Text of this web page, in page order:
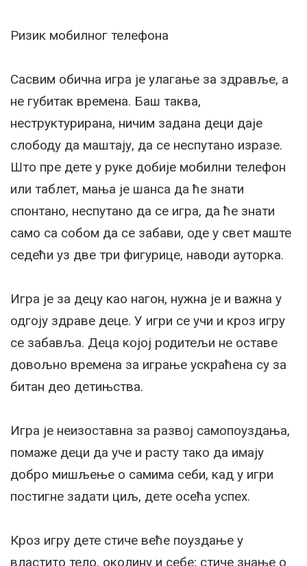
Ризик мобилног телефона
Сасвим обична игра је улагање за здравље, а
не губитак времена. Баш таква,
неструктурирана, ничим задана деци даје
слободу да маштају, да се неспутано изразе.
Што пре дете у руке добије мобилни телефон
или таблет, мања је шанса да ће знати
спонтано, неспутано да се игра, да ће знати
само са собом да се забави, оде у свет маште
седећи уз две три фигурице, наводи ауторка.
Игра је за децу као нагон, нужна је и важна у
одгоју здраве деце. У игри се учи и кроз игру
се забавља. Деца којој родитељи не оставе
довољно времена за играње ускраћена су за
битан део детињства.
Игра је неизоставна за развој самопоуздања,
помаже деци да уче и расту тако да имају
добро мишљење о самима себи, кад у игри
постигне задати циљ, дете осећа успех.
Кроз игру дете стиче веће поуздање у
властито тело, околину и себе; стиче знање о